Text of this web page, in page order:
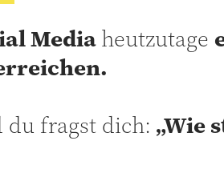
Mediaheutzutage
du fragst dich: „Wie